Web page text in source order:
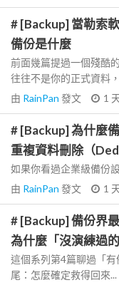
# [Backup] 當勒索
備份是什麼
前面幾篇提過一個殘酷
往往不是你的正式資料
由 RainPan 發文 1
# [Backup] 為什麼
重複資料刪除（
如果你看過企業級備份
由 RainPan 發文 1
# [Backup] 備份界
為什麼「沒演練過
這個系列第4篇聊過「
尾：怎麼確定救得回來...